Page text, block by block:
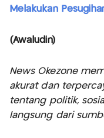
Melakukan
(Awaludin)
News Okezone
akurat dan
tentang politik,
langsung dari